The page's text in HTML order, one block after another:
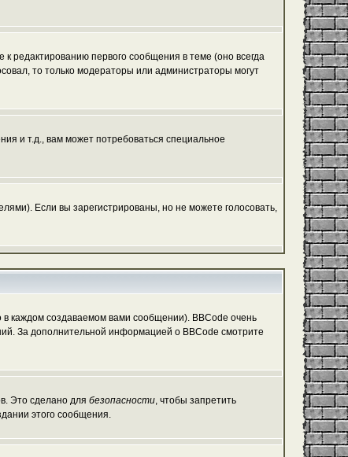
редактированию первого сообщения в теме (оно всегда
то только модераторы или администраторы могут
и т.д., вам может потребоваться специальное
Если вы зарегистрированы, но не можете голосовать,
каждом создаваемом вами сообщении). BBCode очень
За дополнительной информацией о BBCode смотрите
Это сделано для безопасности, чтобы запретить
этого сообщения.